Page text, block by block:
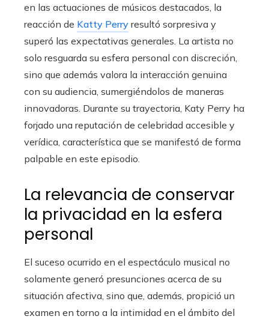
en las actuaciones de músicos destacados, la
reacción de Katty Perry resultó sorpresiva y
superó las expectativas generales. La artista no
solo resguarda su esfera personal con discreción,
sino que además valora la interacción genuina
con su audiencia, sumergiéndolos de maneras
innovadoras. Durante su trayectoria, Katy Perry ha
forjado una reputación de celebridad accesible y
verídica, característica que se manifestó de forma
palpable en este episodio.
La relevancia de conservar
la privacidad en la esfera
personal
El suceso ocurrido en el espectáculo musical no
solamente generó presunciones acerca de su
situación afectiva, sino que, además, propició un
examen en torno a la intimidad en el ámbito del